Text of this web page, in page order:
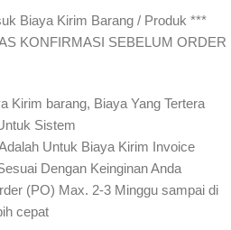
Biaya Kirim Barang / Produk ***
KONFIRMASI SEBELUM ORDER
Kirim barang, Biaya Yang Tertera
Sistem
Untuk Biaya Kirim Invoice
Dengan Keinginan Anda
(PO) Max. 2-3 Minggu sampai di
cepat⁣⁣